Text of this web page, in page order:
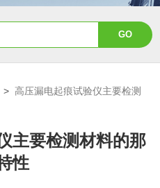
> 高压漏电起痕试验仪主要检测
主要检测材料的那
性